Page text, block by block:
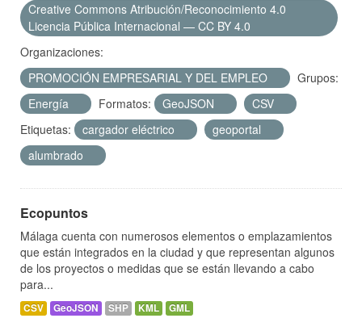
Creative Commons Atribución/Reconocimiento 4.0
Licencia Pública Internacional — CC BY 4.0
Organizaciones:
PROMOCIÓN EMPRESARIAL Y DEL EMPLEO
Grupos:
Energía
Formatos: GeoJSON
CSV
Etiquetas:
cargador eléctrico
geoportal
alumbrado
Ecopuntos
Málaga cuenta con numerosos elementos o emplazamientos
que están integrados en la ciudad y que representan algunos
de los proyectos o medidas que se están llevando a cabo
para...
CSV GeoJSON SHP KML GML